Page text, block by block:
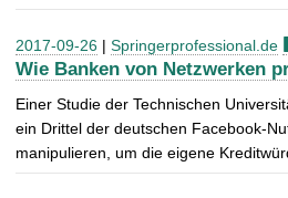
2017-09-26 | Springerprofessional.de
Wie Banken von Netzwerken
Einer Studie der Technischen
ein Drittel der deutschen Facebook-
manipulieren, um die eigene